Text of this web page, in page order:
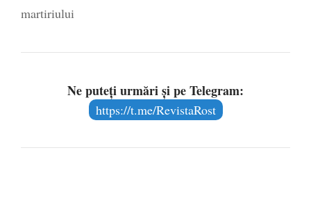
martiriului
Ne puteți urmări și pe Telegram:
https://t.me/RevistaRost